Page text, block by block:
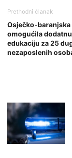
Prethodni članak
Osječko-
omogućila dodatnu
edukaciju za 25
nezaposlenih